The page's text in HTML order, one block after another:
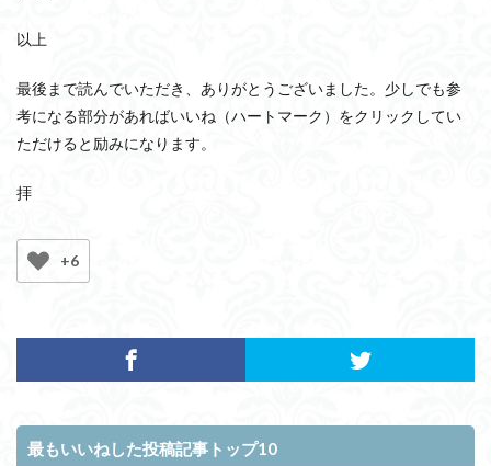
以上
最後まで読んでいただき、ありがとうございました。少しでも参
考になる部分があればいいね（ハートマーク）をクリックしてい
ただけると励みになります。
拝
+6
最もいいねした投稿記事トップ10